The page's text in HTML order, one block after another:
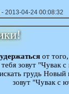
- 2013-04-24 00:08:32
удержатьсяот
зовут "Чувак
грудь
зовут "Чувак с